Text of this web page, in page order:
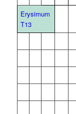
Erysimum
T13